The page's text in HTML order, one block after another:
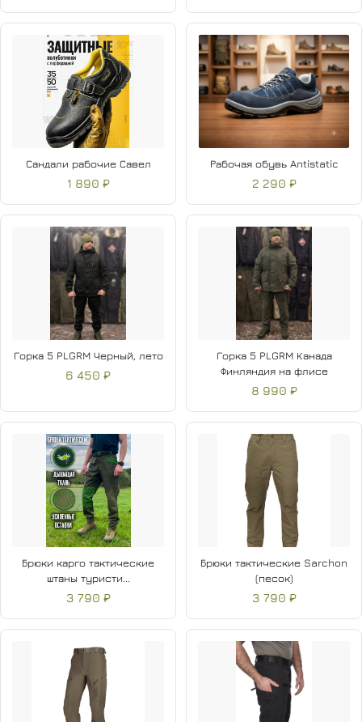
Сандали рабочие Савел
1 890 ₽
Рабочая обувь Antistatic
2 290 ₽
Горка 5 PLGRM Черный, лето
6 450 ₽
Горка 5 PLGRM Канада
Финляндия на флисе
8 990 ₽
Брюки карго тактические
штаны туристи...
3 790 ₽
Брюки тактические Sarchon
(песок)
3 790 ₽